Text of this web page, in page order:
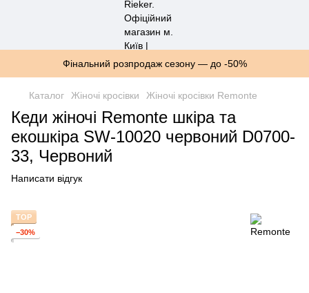
Фінальний розпродаж сезону — до -50%
Каталог Жіночі кросівки Жіночі кросівки Remonte
Кеди жіночі Remonte шкіра та
екошкіра SW-10020 червоний D0700-
33, Червоний
Написати відгук
TOP
−30%